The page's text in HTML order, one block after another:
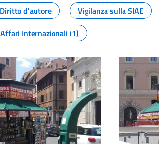
Diritto d'autore Vigilanza sulla SIAE
Affari Internazionali (1)